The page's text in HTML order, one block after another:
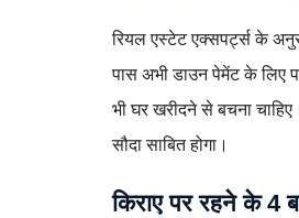
रियल एस्टेट एक्सपर्ट्स के
पास अभी डाउन पेमेंट के लिए
भी घर खरीदने से बचना
सौदा साबित होगा।
किराए पर रहने के 4